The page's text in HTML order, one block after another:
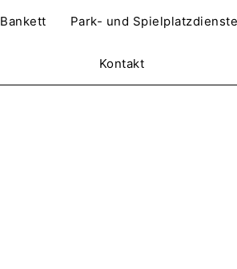
Bankett Park- und Spielplatzdienste
Kontakt